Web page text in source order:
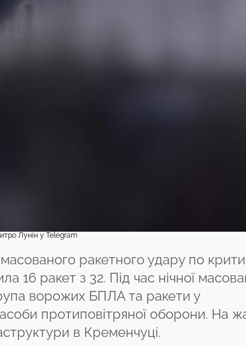
Лунін у Telegram
ракетного удару по
16 ракет з 32. Під час нічної
ворожих БПЛА та ракети у
протиповітряної оборони. На
в Кременчуці.